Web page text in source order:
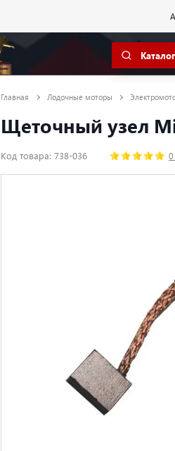
Каталог
Главная Лодочные моторы
Щеточный узел
Код товара: 738-036 0